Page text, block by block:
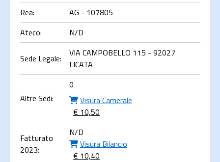
Rea:
AG - 107805
Ateco:
N/D
Sede Legale:
VIA CAMPOBELLO 115 - 92027
LICATA
Altre Sedi:
0
Visura Camerale
€ 10,50
Fatturato
2023:
N/D
Visura Bilancio
€ 10,40